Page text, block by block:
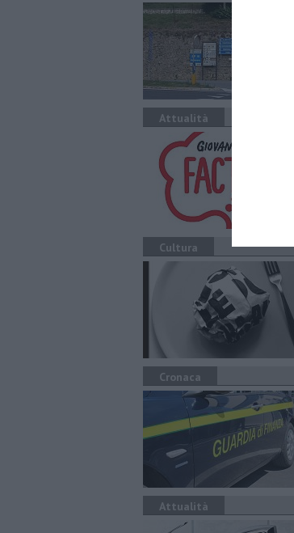
Attualità
Cultura
Cronaca
Attualità